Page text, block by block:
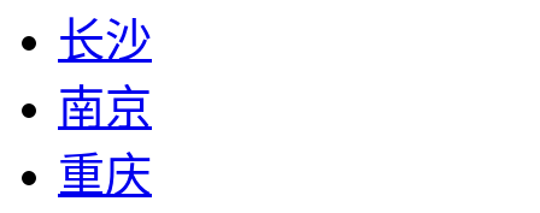
长沙
南京
重庆